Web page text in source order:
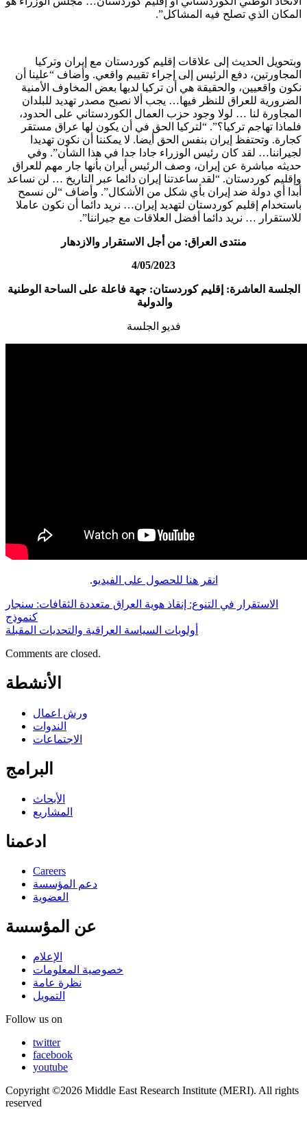
المكان الذي تصلح فيه المشاكل”.
وبتحويل الحديث إلى علاقات إقليم كوردستان مع إيران وتركيا
المجاورتين، دفع الرئيس إلى إجراء تقييم واقعي. وأضاف “علينا أن
نكون واقعيين، والحقيقة هي أن تركيا لديها بعض المخاوف الأمنية
الضرورية للعراق للنظر فيها… يجب ألا نصبح مصدر تهديد للبلدان
المجاورة لنا … لولا وجود حزب العمال الكوردستاني على الحدود،
فلماذا تهاجم تركيا؟”. “لتركيا الحق في أن يكون لها عراق مستقر
كجارة. وتحتفظ إيران بنفس الحق أيضا. لا يمكننا أن نكون تهديدا
لجيراننا… لقد كان رئيس الوزراء جادا جدا في هذا الشأن”. وفي
حديثه مباشرة عن إيران، وصف الرئيس أیران بأنها جار مهم للعراق
وإقليم كوردستان. “لقد ساعدتنا إيران دائما عبر التاريخ … لن نساعد
أبدا أي دولة ضد إيران بأي شكل من الأشكال”. وأضاف “لن نسمح
باستخدام إقليم كوردستان لتهديد إيران… نريد دائما أن نكون عاملا
للاستقرار … نريد دائما أفضل العلاقات مع جيراننا”.
منتدی العراق: من أجل الاستقرار والازدهار
4/05/2023
الجلسة العاشرة: إقليم كوردستان: جهة فاعلة على الساحة الوطنية
والدولية
فدیو الجلسة
انقر هنا للحصول على الفيديو.
الاستقرار في التنوع: إنقاذ هوية العراق متعددة الثقافات: سنجار
كنموذج
أولويات السياسة العراقیة والتحديات المقبلة
Comments are closed.
الأنشطة
ورش اعمال
الندوات
الاجتماعات
البرامج
الأبحاث
المشاريع
ادعمنا
Careers
دعم المؤسسة
العضوية
عن المؤسسة
الإعلام
خصوصية المعلومات
نظرة عامة
التمويل
Follow us on
twitter
facebook
youtube
Copyright ©2026 Middle East Research Institute (MERI). All rights
reserved